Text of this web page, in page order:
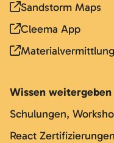
Sandstorm Maps
Cleema App
Materialvermittlung
Wissen weitergeben
Schulungen,
React Zertifizierungen